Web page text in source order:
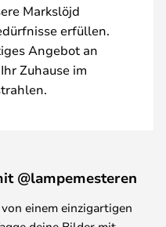
Markslöjd
erfüllen.
Angebot an
Zuhause im
@lampemesteren
einem einzigartigen